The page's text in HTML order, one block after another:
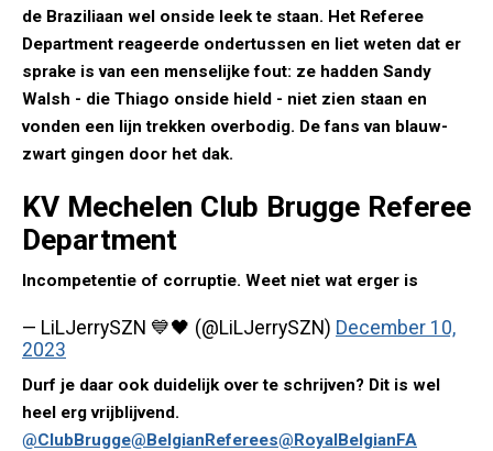
de Braziliaan wel onside leek te staan. Het Referee
Department reageerde ondertussen en liet weten dat er
sprake is van een menselijke fout: ze hadden Sandy
Walsh - die Thiago onside hield - niet zien staan en
vonden een lijn trekken overbodig. De fans van blauw-
zwart gingen door het dak.
KV Mechelen Club Brugge Referee
Department
Incompetentie of corruptie. Weet niet wat erger is
— LiLJerrySZN 💙🖤 (@LiLJerrySZN) December 10,
2023
Durf je daar ook duidelijk over te schrijven? Dit is wel
heel erg vrijblijvend.
@ClubBrugge@BelgianReferees@RoyalBelgianFA